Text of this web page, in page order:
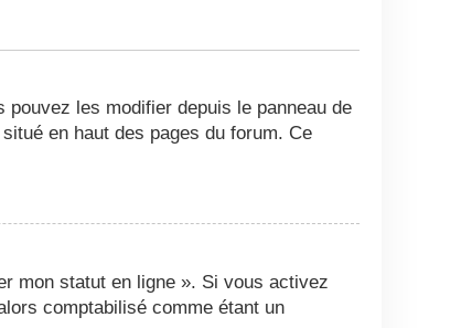
les modifier depuis le panneau de
en haut des pages du forum. Ce
mon statut en ligne ». Si vous activez
comptabilisé comme étant un